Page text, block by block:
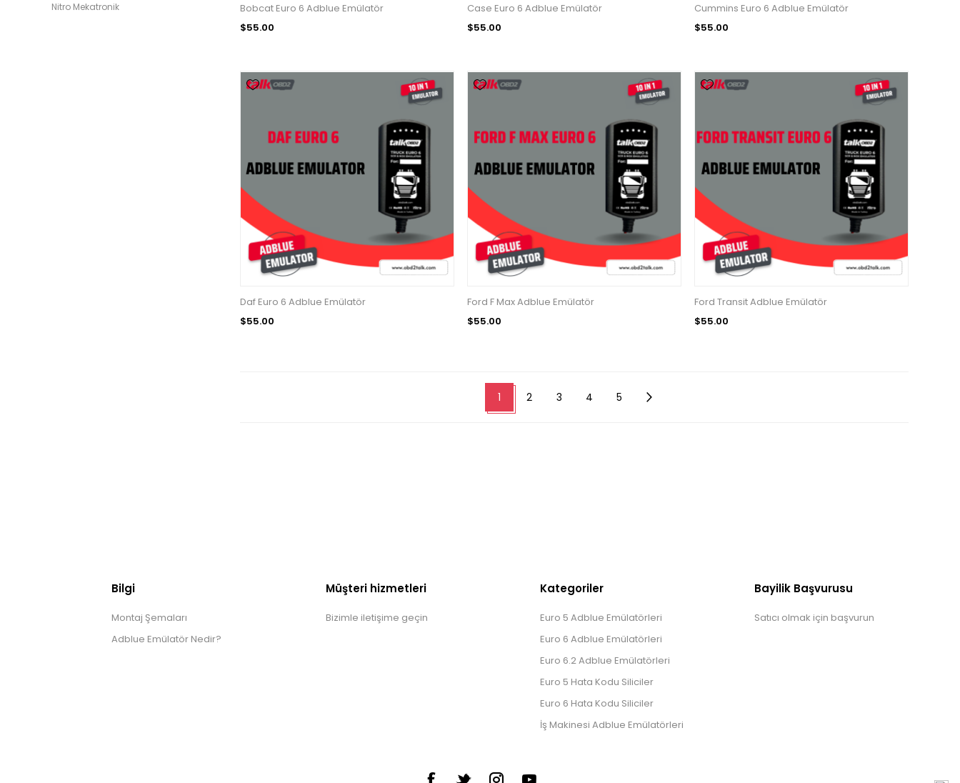
Nitro Mekatronik
Bobcat Euro 6 Adblue Emülatör
$55.00
Case Euro 6 Adblue Emülatör
$55.00
Cummins Euro 6 Adblue Emülatör
$55.00
Daf Euro 6 Adblue Emülatör
$55.00
Ford F Max Adblue Emülatör
$55.00
Ford Transit Adblue Emülatör
$55.00
1 2 3 4 5
Bilgi
Montaj Şemaları
Adblue Emülatör Nedir?
Müşteri hizmetleri
Bizimle iletişime geçin
Kategoriler
Euro 5 Adblue Emülatörleri
Euro 6 Adblue Emülatörleri
Euro 6.2 Adblue Emülatörleri
Euro 5 Hata Kodu Siliciler
Euro 6 Hata Kodu Siliciler
İş Makinesi Adblue Emülatörleri
Bayilik Başvurusu
Satıcı olmak için başvurun